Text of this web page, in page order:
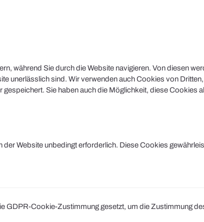
während Sie durch die Website navigieren. Von diesen
unerlässlich sind. Wir verwenden auch Cookies von
Sie haben auch die Möglichkeit, diese Cookies
Website unbedingt erforderlich. Diese Cookies
GDPR-Cookie-Zustimmung gesetzt, um die Zustimmung